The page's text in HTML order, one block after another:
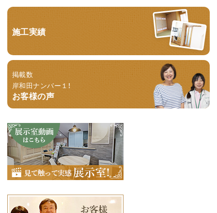
施工実績
掲載数
岸和田ナンバー１！
お客様の声